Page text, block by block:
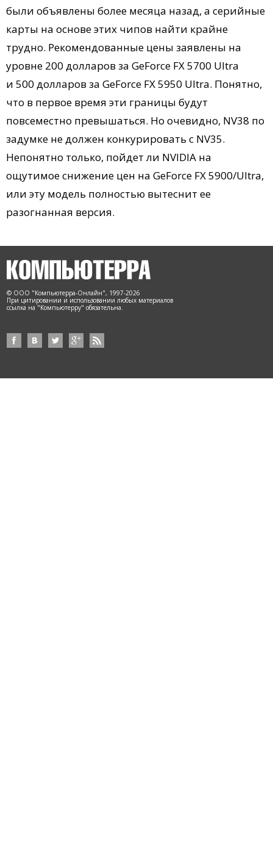
были объявлены более месяца назад, а серийные
карты на основе этих чипов найти крайне
трудно. Рекомендованные цены заявлены на
уровне 200 долларов за GeForce FX 5700 Ultra
и 500 долларов за GeForce FX 5950 Ultra. Понятно,
что в первое время эти границы будут
повсеместно превышаться. Но очевидно, NV38 по
задумке не должен конкурировать с NV35.
Непонятно только, пойдет ли NVIDIA на
ощутимое снижение цен на GeForce FX 5900/Ultra,
или эту модель полностью вытеснит ее
разогнанная версия.
© ООО "Компьютерра-Онлайн", 1997-2026
При цитировании и использовании любых материалов
ссылка на "Компьютерру" обязательна.